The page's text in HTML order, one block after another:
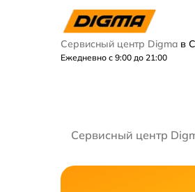
Сервисный центр Digma в
Ежедневно с 9:00 до 21:00
Сервисный центр